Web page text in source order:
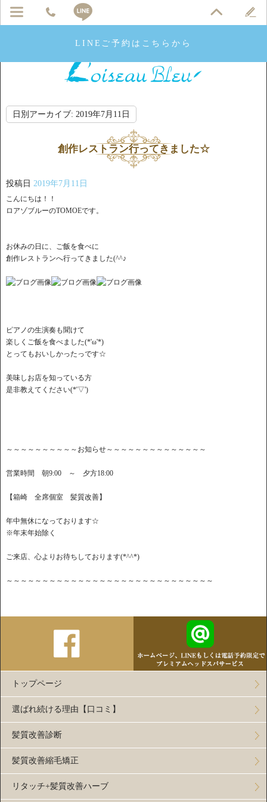
LINEご予約はこちらから
日別アーカイブ: 2019年7月11日
創作レストラン行ってきました☆
投稿日 2019年7月11日
こんにちは！！
ロアゾブルーのTOMOEです。
お休みの日に、ご飯を食べに
創作レストランへ行ってきました(^^♪
ピアノの生演奏も聞けて
楽しくご飯を食べました(*'ω'*)
とってもおいしかったっです☆
美味しお店を知っている方
是非教えてください(*'▽')
～～～～～～～～～～お知らせ～～～～～～～～～～～～～～
営業時間 朝9:00 ～ 夕方18:00
【箱崎 全席個室 髪質改善】
年中無休になっております☆
※年末年始除く
ご来店、心よりお待ちしております(*^^*)
～～～～～～～～～～～～～～～～～～～～～～～～～～～～～
トップページ
選ばれ続ける理由【口コミ】
髪質改善診断
髪質改善縮毛矯正
リタッチ+髪質改善ハーブ